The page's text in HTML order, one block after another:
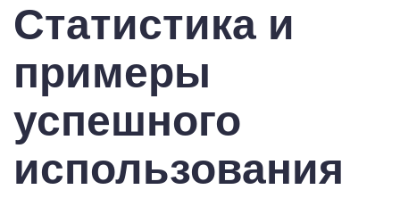
Статистика и
примеры
успешного
использования